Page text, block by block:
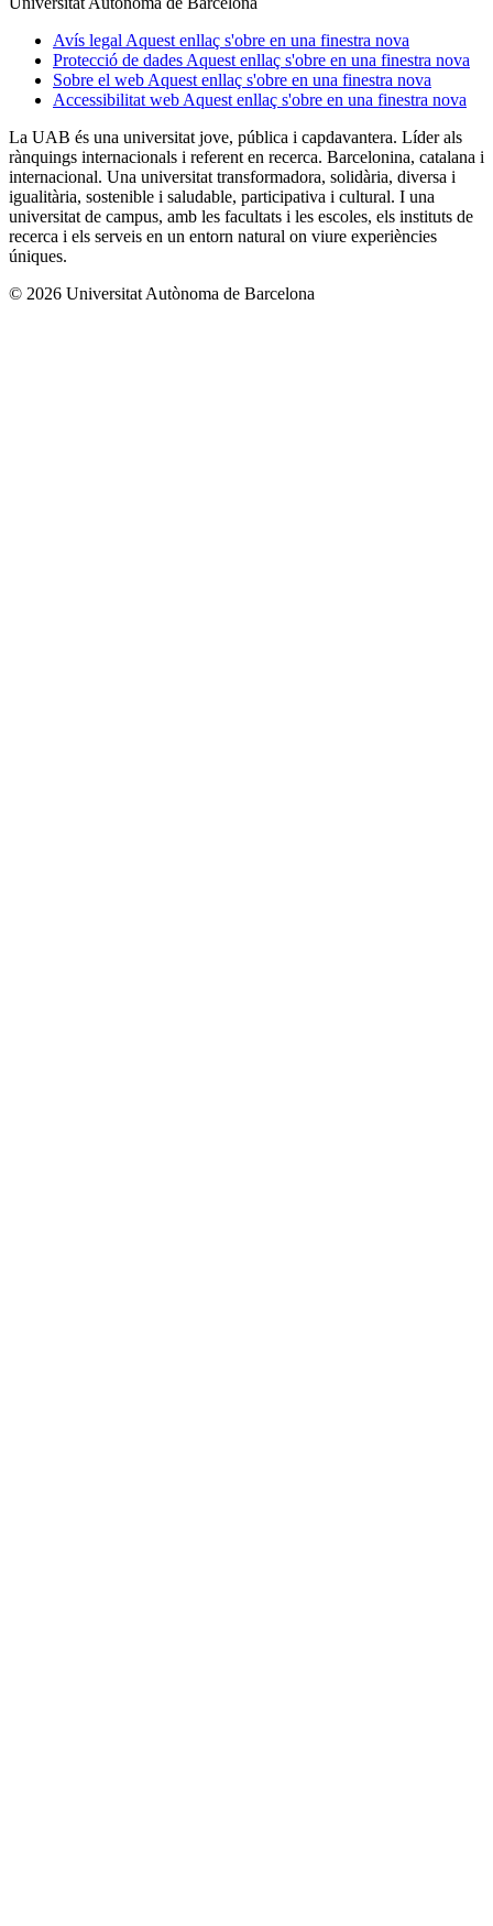
Avís legal Aquest enllaç s'obre en una finestra nova
Protecció de dades Aquest enllaç s'obre en una finestra nova
Sobre el web Aquest enllaç s'obre en una finestra nova
Accessibilitat web Aquest enllaç s'obre en una finestra nova
La UAB és una universitat jove, pública i capdavantera. Líder als
rànquings internacionals i referent en recerca. Barcelonina, catalana i
internacional. Una universitat transformadora, solidària, diversa i
igualitària, sostenible i saludable, participativa i cultural. I una
universitat de campus, amb les facultats i les escoles, els instituts de
recerca i els serveis en un entorn natural on viure experiències
úniques.
© 2026 Universitat Autònoma de Barcelona